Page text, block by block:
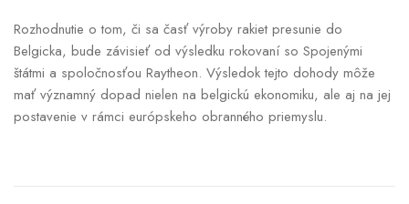
Rozhodnutie o tom, či sa časť výroby rakiet presunie do
Belgicka, bude závisieť od výsledku rokovaní so Spojenými
štátmi a spoločnosťou Raytheon. Výsledok tejto dohody môže
mať významný dopad nielen na belgickú ekonomiku, ale aj na jej
postavenie v rámci európskeho obranného priemyslu.